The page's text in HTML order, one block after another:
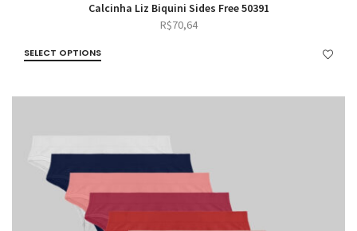
Calcinha Liz Biquini Sides Free 50391
R$70,64
SELECT OPTIONS